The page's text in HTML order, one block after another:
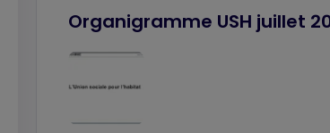
Organigramme USH juillet